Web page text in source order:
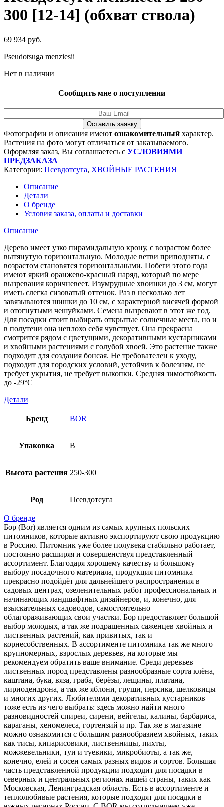
300 [12-14] (обхват ствола)
69 934 руб.
Pseudotsuga menziesii
Нет в наличии
Сообщить мне о поступлении
Оставить заявку
Фотографии и описания имеют ознакомительный характер.
Растения на фото могут отличаться от заказываемого.
Оформляя заказ, Вы соглашаетесь с УСЛОВИЯМИ
ПРЕДЗАКАЗА
Категории: Псевдотсуга, ХВОЙНЫЕ РАСТЕНИЯ
Описание
Детали
О бренде
Условия заказа, оплаты и доставки
Описание
Дерево имеет узко пирамидальную крону, с возрастом более
вытянутую горизонтальную. Молодые ветви приподняты, с
возрастом становятся горизонтальными. Побеги этого года
имеют яркий оранжево-красный наряд, который по мере
вызревания коричневеет. Изумрудные хвоинки до 3 см, могут
иметь слегка сизоватый оттенок. Раз в несколько лет
завязываются шишки до 10 см, с характерной висячей формой
и отогнутыми чешуйками. Семена вызревают в этот же год.
Для посадки стоит выбирать открытые солнечные места, но и
в полутени она неплохо себя чувствует. Она прекрасна
смотрится рядом с цветущими, декоративными кустарниками
и хвойными растениями с голубой хвоей. Это растение также
подходит для создания бонсая. Не требователен к уходу,
подходит для городских условий, устойчив к болезням, не
требует укрытия, не требует выкопки. Средняя зимостойкость
до -29°C
Детали
Бренд BOR
Упаковка B
Высота растения 250-300
Род Псевдотсуга
О бренде
Бор (Bor) является одним из самых крупных польских
питомников, которые активно экспортируют свою продукцию
в Россию. Питомник уже более полувека стабильно работает,
постоянно расширяя и совершенствуя представленный
ассортимент. Благодаря хорошему качеству и большому
выбору посадочного материала, продукция питомника
прекрасно подойдёт для дальнейшего распространения в
садовых центрах, озеленительных работ профессиональных и
начинающих ландшафтных дизайнеров, и, конечно, для
взыскательных садоводов, самостоятельно
облагораживающих свои участки. Бор предоставляет большой
выбор молодых, а так же подращенных саженцев хвойных и
лиственных растений, как привитых, так и
корнесобственных. В ассортименте питомника так же много
крупномерных, взрослых деревьев, на которые мы
рекомендуем обратить ваше внимание. Среди деревьев
лиственных пород представлены разнообразные сорта клёна,
каштана, бука, вяза, граба, берёзы, лещины, платана,
лириодендрона, а так же яблони, груши, персика, шелковицы
и многих других. Любителями декоративных кустарников
тоже есть из чего выбрать: здесь можно найти много
разновидностей спиреи, сирени, вейгелы, калины, барбариса,
караганы, хеномелеса, гортензий и пр. Так же в магазине
можно ознакомится с большим разнообразием хвойных, таких
как тисы, кипарисовики, лиственницы, пихты,
можжевельники, туи и туевики, микробиоты, а так же,
конечно, елей и сосен самых разных видов и сортов. Большая
часть представленной продукции подходит для посадки в
северных и центральных регионах нашей страны, таких как
Московская, Ленинградская область. Есть в ассортименте и
теплолюбивые растения, которые подходят для посадки в